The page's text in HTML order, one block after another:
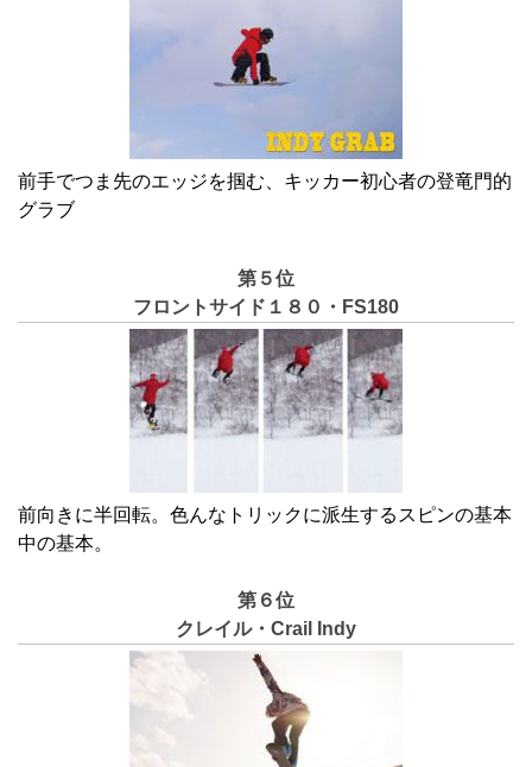
前手でつま先のエッジを掴む、キッカー初心者の登竜門的
グラブ
第５位
フロントサイド１８０・FS180
前向きに半回転。色んなトリックに派生するスピンの基本
中の基本。
第６位
クレイル・Crail Indy